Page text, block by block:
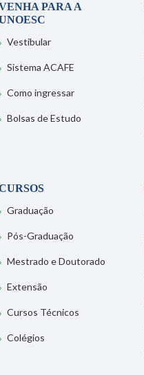
PARA A
Vestibular
Sistema ACAFE
Como ingressar
Bolsas de Estudo
Graduação
Pós-Graduação
Mestrado e Doutorado
Extensão
Cursos Técnicos
Colégios